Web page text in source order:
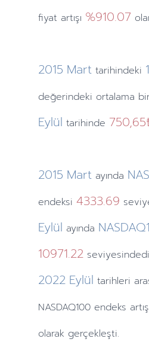
fiyat artışı %910.07
2015 Mart tarihindeki
değerindeki ortalama
Eylül tarihinde
2015 Mart ayında
endeksi 4333.69
Eylül ayında
10971.22
2022 Eylül tarihleri
NASDAQ100 endeks
olarak gerçekleşti.